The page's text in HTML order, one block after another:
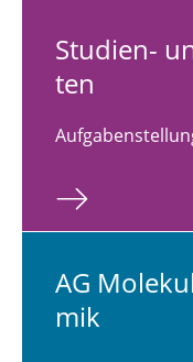
Studien-
ten
AG
mik